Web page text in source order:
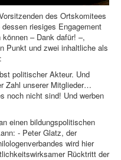
des Ortskomitees
riesiges Engagement
– Dank dafür! –,
Punkt und zwei inhaltliche als
politischer Akteur. Und
Zahl unserer Mitglieder…
noch nicht sind! Und werben
einen bildungspolitischen
- Peter Glatz, der
wird hier
Rücktritt der